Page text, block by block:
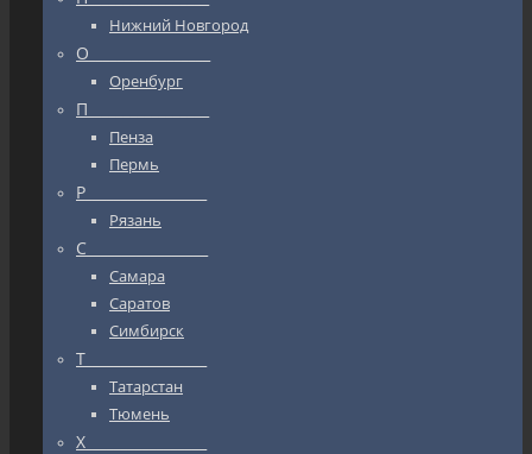
Нижний Новгород
О_________________
Оренбург
П_________________
Пенза
Пермь
Р_________________
Рязань
С_________________
Самара
Саратов
Симбирск
Т_________________
Татарстан
Тюмень
Х_________________